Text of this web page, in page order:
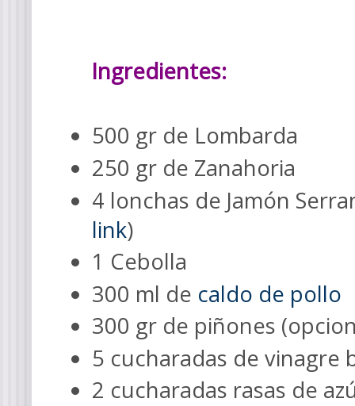
Ingredientes:
500 gr de Lombarda
250 gr de Zanahoria
4 lonchas de Jamón
link)
1 Cebolla
300 ml de caldo de pollo
300 gr de piñones
5 cucharadas de vinagre
2 cucharadas rasas de